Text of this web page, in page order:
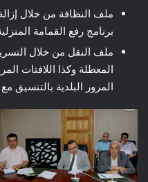
ملف النظافة من خلال
برنامج رفع القمامة
ملف النقل من خلال
المعطلة وكذا اللافتات
المرور البلدية بالتنسيق